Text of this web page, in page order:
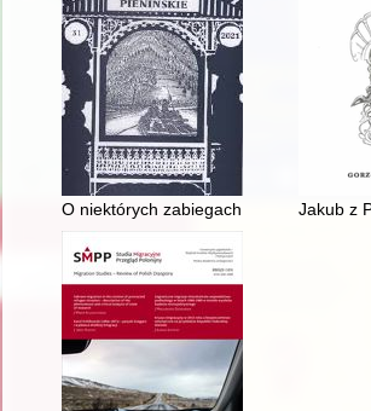
O niektórych zabiegach profesoraJakub z